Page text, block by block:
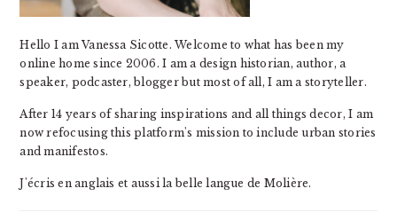
Hello I am Vanessa Sicotte. Welcome to what has been my
online home since 2006. I am a design historian, author, a
speaker, podcaster, blogger but most of all, I am a storyteller.
After 14 years of sharing inspirations and all things decor, I am
now refocusing this platform's mission to include urban stories
and manifestos.
J'écris en anglais et aussi la belle langue de Molière.